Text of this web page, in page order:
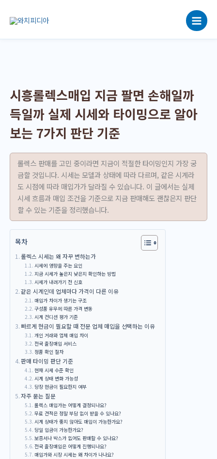
로
시흥롤렉스매입 지금 팔면 손해일까
득일까 실제 시세와 타이밍으로 알아
보는 7가지 판단 기준
롤렉스 판매를 고민 중이라면 지금이 적절한 타이밍인지 가장 궁
금할 것입니다. 시세는 모델과 상태에 따라 다르며, 같은 시계라
도 시점에 따라 매입가가 달라질 수 있습니다. 이 글에서는 실제
시세 흐름과 매입 조건을 기준으로 지금 판매해도 괜찮은지 판단
할 수 있는 기준을 정리했습니다.
목차
롤렉스 시세는 왜 자꾸 변하는가
시세에 영향을 주는 요인
지금 시세가 높은지 낮은지 확인하는 방법
시세가 내려가기 전 신호
같은 시계인데 업체마다 가격이 다른 이유
매입가 차이가 생기는 구조
구성품 유무에 따른 가격 변동
시계 컨디션 평가 기준
빠르게 현금이 필요할 때 전문 업체 매입을 선택하는 이유
개인 거래와 업체 매입 차이
전국 출장매입 서비스
정품 확인 절차
판매 타이밍 판단 기준
현재 시세 수준 확인
시계 상태 변화 가능성
당장 현금이 필요한지 여부
자주 묻는 질문
롤렉스 매입가는 어떻게 결정되나요?
무료 견적은 정말 부담 없이 받을 수 있나요?
시계 상태가 좋지 않아도 매입이 가능한가요?
당일 입금이 가능한가요?
보증서나 박스가 없어도 판매할 수 있나요?
전국 출장매입은 어떻게 진행되나요?
매입가와 시장 시세는 왜 차이가 나나요?